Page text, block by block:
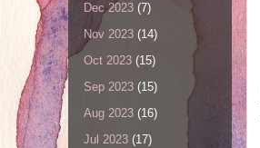
Dec 2023 (7)
Nov 2023 (14)
Oct 2023 (15)
Sep 2023 (15)
Aug 2023 (16)
Jul 2023 (17)